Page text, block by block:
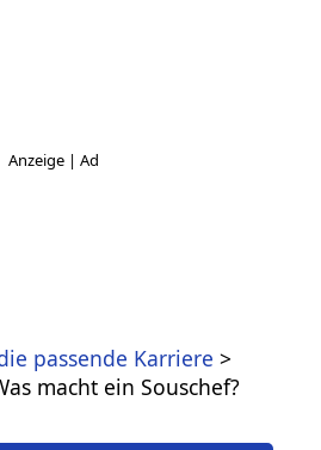
passende Karriere
macht ein Souschef?